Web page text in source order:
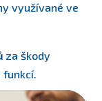
využívané ve
za škody
funkcí.